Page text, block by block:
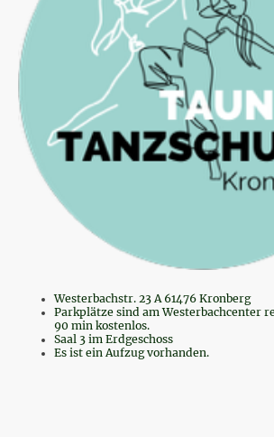
Westerbachstr. 23 A 61476 Kronberg
Parkplätze sind am Westerbachcenter
90 min kostenlos.
Saal 3 im Erdgeschoss
Es ist ein Aufzug vorhanden.